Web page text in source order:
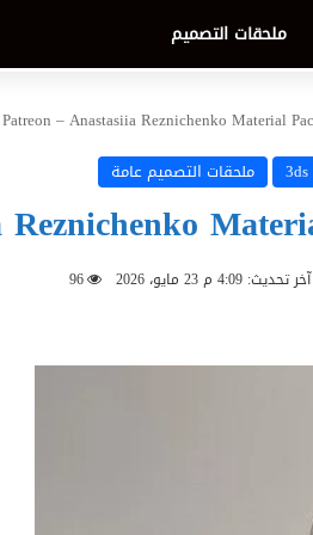
ملحقات التصميم
Patreon – Anastasiia Reznichenko Material
ملحقات التصميم عامة
آخر تحديث: 4:09 م 23 مايو، 2026 96